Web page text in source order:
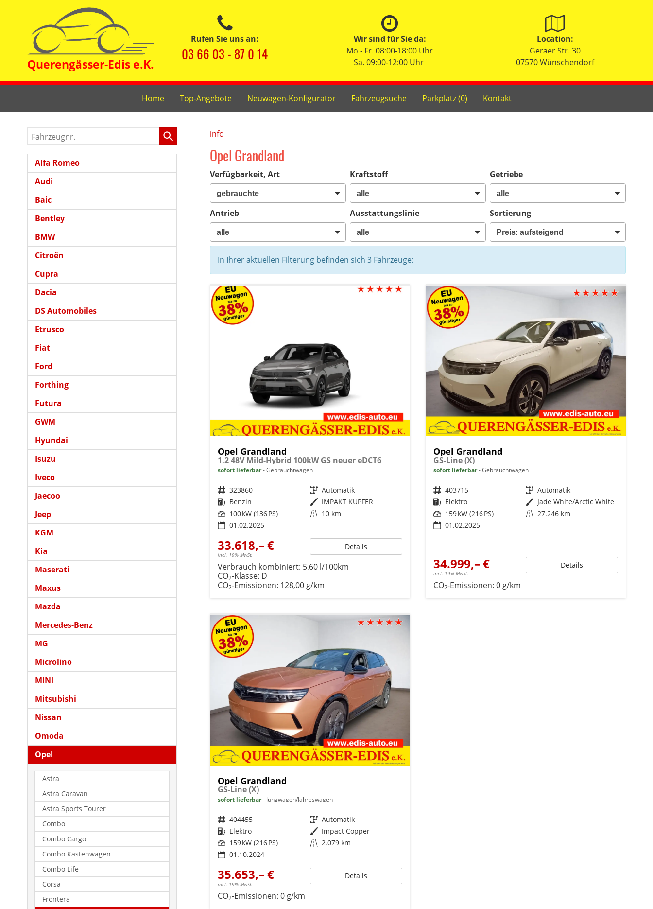
Rufen Sie uns an:
03 66 03 - 87 0 14
Wir sind für Sie da:
Mo - Fr. 08:00-18:00 Uhr
Sa. 09:00-12:00 Uhr
Location:
Geraer Str. 30
07570 Wünschendorf
Home Top-Angebote Neuwagen-Konfigurator Fahrzeugsuche Parkplatz (0) Kontakt
info
Opel Grandland
Verfügbarkeit, Art Kraftstoff Getriebe
Antrieb Ausstattungslinie Sortierung
In Ihrer aktuellen Filterung befinden sich 3Fahrzeuge:
Opel Grandland
1.2 48V Mild-Hybrid 100kW GS neuer eDCT6
sofort lieferbar Gebrauchtwagen
Fahrzeugnr. 323860 Getriebe Automatik
Kraftstoff Benzin Außenfarbe IMPAKT KUPFER
Leistung 100 kW (136 PS) Kilometerstand 10 km
01.02.2025
33.618,– €
incl. 19% MwSt.
Details
Verbrauch kombiniert: 5,60 l/100km
CO2-Klasse: D
CO2-Emissionen: 128,00 g/km
Opel Grandland
GS-Line (X)
sofort lieferbar Gebrauchtwagen
Fahrzeugnr. 403715 Getriebe Automatik
Kraftstoff Elektro Außenfarbe Jade White/Arctic White
Leistung 159 kW (216 PS) Kilometerstand 27.246 km
01.02.2025
34.999,– €
incl. 19% MwSt.
Details
CO2-Emissionen: 0 g/km
Opel Grandland
GS-Line (X)
sofort lieferbar Jungwagen/Jahreswagen
Fahrzeugnr. 404455 Getriebe Automatik
Kraftstoff Elektro Außenfarbe Impact Copper
Leistung 159 kW (216 PS) Kilometerstand 2.079 km
01.10.2024
35.653,– €
incl. 19% MwSt.
Details
CO2-Emissionen: 0 g/km
Fahrzeugnr.
Alfa Romeo
Audi
Baic
Bentley
BMW
Citroën
Cupra
Dacia
DS Automobiles
Etrusco
Fiat
Ford
Forthing
Futura
GWM
Hyundai
Isuzu
Iveco
Jaecoo
Jeep
KGM
Kia
Maserati
Maxus
Mazda
Mercedes-Benz
MG
Microlino
MINI
Mitsubishi
Nissan
Omoda
Opel
Astra
Astra Caravan
Astra Sports Tourer
Combo
Combo Cargo
Combo Kastenwagen
Combo Life
Corsa
Frontera